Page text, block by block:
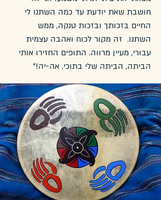
חושבת שאת יודעת עד כמה השתנו לי
החיים בזכותך ובזכות טנקה, ממש
השתנו. זה מקור לכוח ואהבה עצמית
עבורי, מעיין מרווה. התופים החזירו אותי
הביתה, הביתה שלי בתוכי. אה-יה!"